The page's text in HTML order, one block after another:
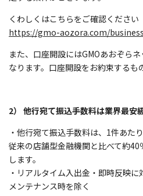
くわしくはこちらをご確認ください
https://gmo-aozora.com/
また、口座開設にはGMOあおぞら
なります。口座開設をお約束するも
2） 他行宛て振込手数料は業界最
・他行宛て振込手数料は、1件あた
従来の店舗型金融機関と比べて約
します。
・リアルタイム入出金・即時反映
メンテナンス時を除く